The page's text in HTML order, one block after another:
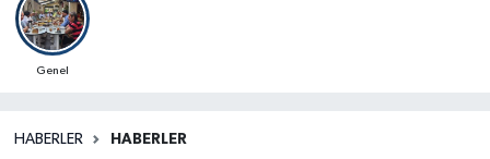
Genel
HABERLER HABERLER
Iğdır Trafik Yoğunluk Haritası
Süper Lig Puan Durumu ve Fikstür